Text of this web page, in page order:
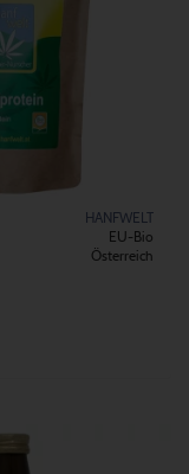
HANFWELT
EU-Bio
Österreich